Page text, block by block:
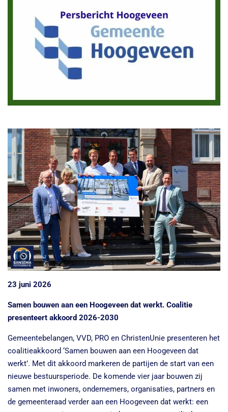
23 juni 2026
Samen bouwen aan een Hoogeveen dat werkt. Coalitie
presenteert akkoord 2026-2030
Gemeentebelangen, VVD, PRO en ChristenUnie presenteren het
coalitieakkoord ‘Samen bouwen aan een Hoogeveen dat
werkt’. Met dit akkoord markeren de partijen de start van een
nieuwe bestuursperiode. De komende vier jaar bouwen zij
samen met inwoners, ondernemers, organisaties, partners en
de gemeenteraad verder aan een Hoogeveen dat werkt: een